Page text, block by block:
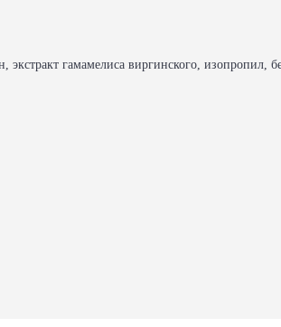
гамамелиса виргинского, изопропил,